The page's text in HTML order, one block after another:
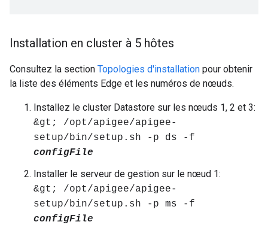
Installation en cluster à 5 hôtes
Consultez la section Topologies d'installation pour obtenir
la liste des éléments Edge et les numéros de nœuds.
Installez le cluster Datastore sur les nœuds 1, 2 et 3:
&gt; /opt/apigee/apigee-
setup/bin/setup.sh -p ds -f
configFile
Installer le serveur de gestion sur le nœud 1:
&gt; /opt/apigee/apigee-
setup/bin/setup.sh -p ms -f
configFile